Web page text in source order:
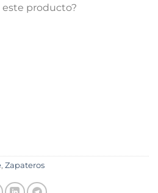
este producto?
, Zapateros